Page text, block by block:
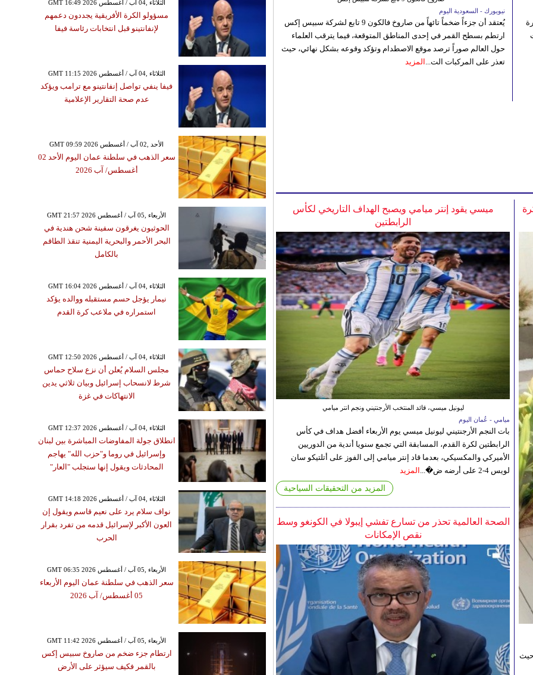
نيويورك - السعودية اليوم
يُعتقد أن جزءاً ضخماً تائهاً من صاروخ فالكون 9 تابع لشركة سبيس إكس
ارتطم بسطح القمر في إحدى المناطق المتوقعة، فيما يترقب العلماء
حول العالم صوراً ترصد موقع الاصطدام وتؤكد وقوعه بشكل نهائي، حيث
تعذر على المركبات الت... المزيد
ميسي يقود إنتر ميامي ويصبح الهداف التاريخي لكأس
الرابطتين
ليونيل ميسي، قائد المنتخب الأرجنتيني ونجم انتر ميامي
ميامي - عُمان اليوم
بات النجم الأرجنتيني ليونيل ميسي يوم الأربعاء أفضل هداف في كأس
الرابطتين لكرة القدم، المسابقة التي تجمع سنويا أندية من الدوريين
الأميركي والمكسيكي، بعدما قاد إنتر ميامي إلى الفوز على أتلتيكو سان
لويس 4-2 على أرضه ض�...
المزيد
المزيد من التحقيقات السياحية
الصحة العالمية تحذر من تسارع تفشي إيبولا في الكونغو وسط
نقص الإمكانات
حيث
GMT 16:49 2026 الثلاثاء ,04 آب / أغسطس
مسؤولو الكرة الأفريقية يجددون دعمهم
لإنفانتينو قبل انتخابات رئاسة فيفا
GMT 11:15 2026 الثلاثاء ,04 آب / أغسطس
فيفا ينفي تواصل إنفانتينو مع ترامب ويؤكد
عدم صحة التقارير الإعلامية
GMT 09:59 2026 الأحد ,02 آب / أغسطس
سعر الذهب في سلطنة عمان اليوم الأحد 02
أغسطس/ آب 2026
GMT 21:57 2026 الأربعاء ,05 آب / أغسطس
الحوثيون يغرقون سفينة شحن هندية في
البحر الأحمر والبحرية اليمنية تنقذ الطاقم
بالكامل
GMT 16:04 2026 الثلاثاء ,04 آب / أغسطس
نيمار يؤجل حسم مستقبله ووالده يؤكد
استمراره في ملاعب كرة القدم
GMT 12:50 2026 الثلاثاء ,04 آب / أغسطس
مجلس السلام يُعلن أن نزع سلاح حماس
شرط لانسحاب إسرائيل وبيان ثلاثي يدين
الانتهاكات في غزة
GMT 12:37 2026 الثلاثاء ,04 آب / أغسطس
انطلاق جولة المفاوضات المباشرة بين لبنان
وإسرائيل في روما و"حزب الله" يهاجم
المحادثات ويقول إنها ستجلب "العار"
GMT 14:18 2026 الثلاثاء ,04 آب / أغسطس
نواف سلام يرد على نعيم قاسم ويقول إن
العون الأكبر لإسرائيل قدمه من تفرد بقرار
الحرب
GMT 06:35 2026 الأربعاء ,05 آب / أغسطس
سعر الذهب في سلطنة عمان اليوم الأربعاء
05 أغسطس/ آب 2026
GMT 11:42 2026 الأربعاء ,05 آب / أغسطس
ارتطام جزء ضخم من صاروخ سبيس إكس
بالقمر فكيف سيؤثر على الأرض